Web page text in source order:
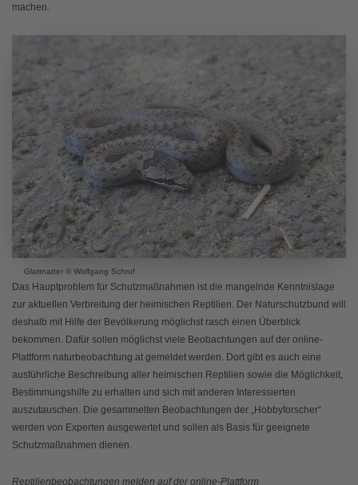
machen.
Glattnatter © Wolfgang Schruf
Das Hauptproblem für Schutzmaßnahmen ist die mangelnde Kenntnislage
zur aktuellen Verbreitung der heimischen Reptilien. Der Naturschutzbund will
deshalb mit Hilfe der Bevölkerung möglichst rasch einen Überblick
bekommen. Dafür sollen möglichst viele Beobachtungen auf der online-
Plattform naturbeobachtung.at gemeldet werden. Dort gibt es auch eine
ausführliche Beschreibung aller heimischen Reptilien sowie die Möglichkeit,
Bestimmungshilfe zu erhalten und sich mit anderen Interessierten
auszutauschen. Die gesammelten Beobachtungen der „Hobbyforscher“
werden von Experten ausgewertet und sollen als Basis für geeignete
Schutzmaßnahmen dienen.
Reptilienbeobachtungen melden auf der online-Plattform